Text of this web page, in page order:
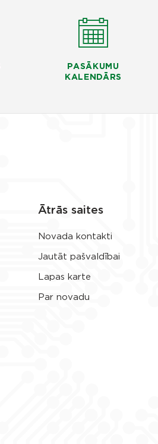
PASĀKUMU
KALENDĀRS
Ātrās saites
Novada kontakti
Jautāt pašvaldībai
Lapas karte
Par novadu